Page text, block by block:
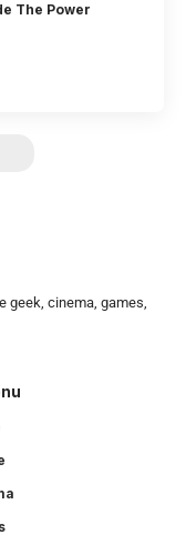
The Power
geek, cinema, games,